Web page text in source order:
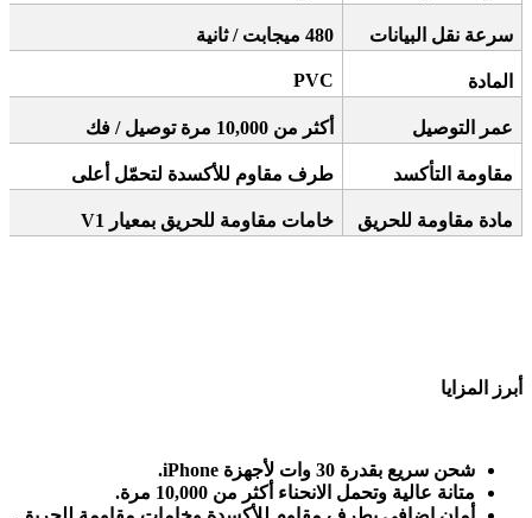
سرعة نقل البيانات 480 ميجابت / ثانية
المادة PVC
عمر التوصيل أكثر من 10,000 مرة توصيل / فك
مقاومة التأكسد طرف مقاوم للأكسدة لتحمّل أعلى
مادة مقاومة للحريق خامات مقاومة للحريق بمعيار
أبرز المزايا
شحن سريع بقدرة 30 وات لأجهزة
متانة عالية وتحمل الانحناء أكثر من 10,000 مرة
.